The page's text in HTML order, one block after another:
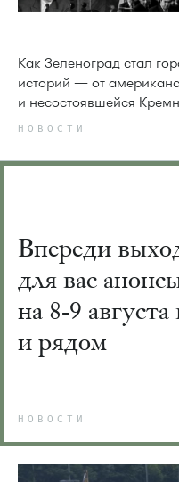
Как Зеленоград стал
историй — от
и несостоявшейся
НОВОСТИ
Впереди
для вас
на 8-9
и рядом
НОВОСТИ